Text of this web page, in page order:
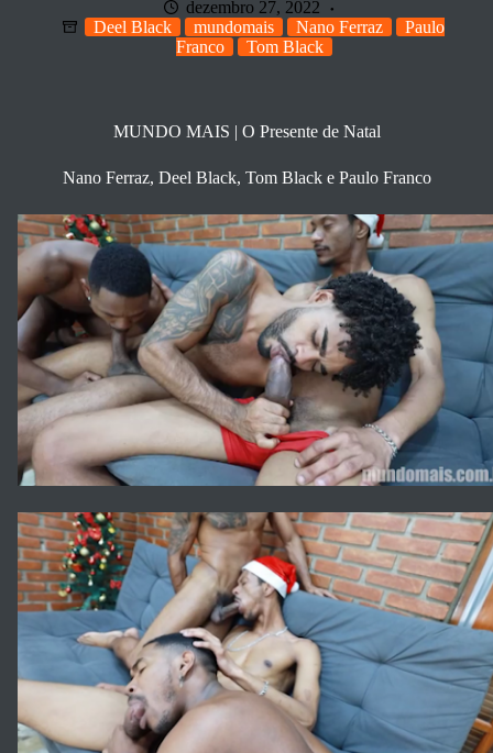
dezembro 27, 2022
Deel Black
mundomais Nano Ferraz
Paulo
Franco
Tom Black
MUNDO MAIS | O Presente de Natal
Nano Ferraz, Deel Black, Tom Black e Paulo Franco